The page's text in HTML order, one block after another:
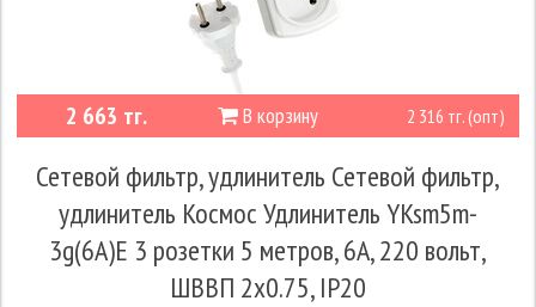
В корзину
2 663 тг. 2 316 тг. (опт)
Сетевой фильтр, удлинитель Сетевой фильтр,
удлинитель Космос Удлинитель YKsm5m-
3g(6A)E 3 розетки 5 метров, 6А, 220 вольт,
ШВВП 2х0.75, IP20